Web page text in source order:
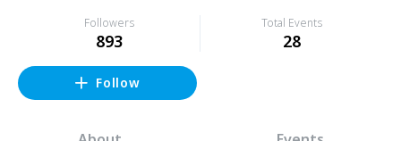
Followers
893
Total Events
28
Follow